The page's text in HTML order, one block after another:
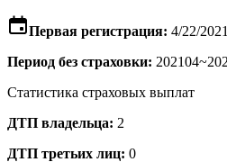
Первая регистрация: 4/22/2021
Период без страховки:
Статистика страховых выплат
ДТП владельца: 2
ДТП третьих лиц: 0